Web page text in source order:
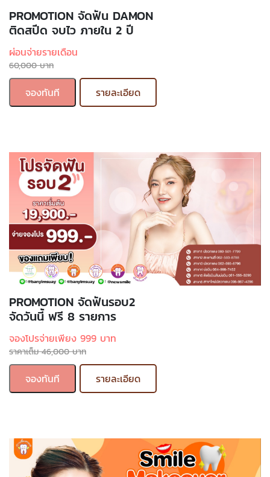
PROMOTION จัดฟัน DAMON
ติดสปีด จบไว ภายใน 2 ปี
ผ่อนจ่ายรายเดือน
60,000 บาท
จองทันที รายละเอียด
PROMOTION จัดฟันรอบ2
จัดวันนี้ ฟรี 8 รายการ
จองโปรจ่ายเพียง 999 บาท
ราคาเต็ม 46,000 บาท
จองทันที รายละเอียด